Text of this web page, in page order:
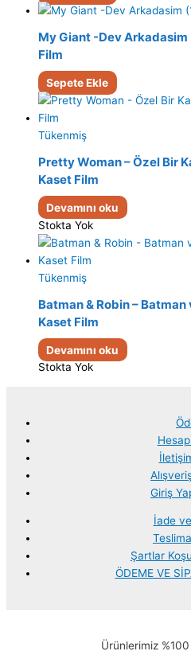
My Giant -Dev
Film
Sepete Ekle
Tükenmiş
Pretty Woman – Özel Bir
Kaset Film
Devamını oku
Stokta Yok
Tükenmiş
Batman & Robin –
Kaset Film
Devamını oku
Stokta Yok
Giriş
İade
Şartlar
ÖDEME VE
Ürünlerimiz